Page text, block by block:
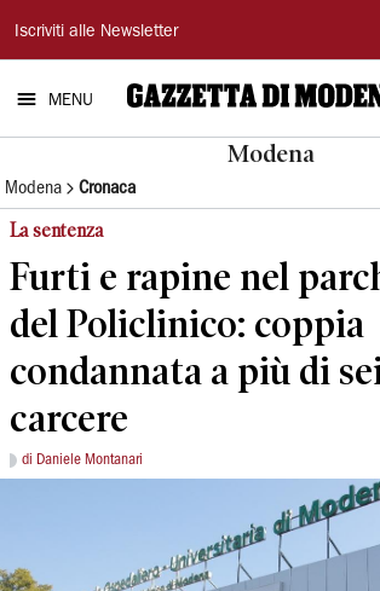
Gazzetta
di
Modena
Iscriviti alle Newsletter
MENU
Modena
Modena Cronaca
La sentenza
Furti e rapine nel
del Policlinico: coppia
condannata a più di
carcere
di Daniele Montanari